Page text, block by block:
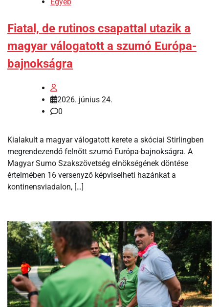
Fiatal, de rutinos csapattal utazik a
magyar válogatott a szumó Európa-
bajnokságra
2026. június 24.
0
Kialakult a magyar válogatott kerete a skóciai Stirlingben
megrendezendő felnőtt szumó Európa-bajnokságra. A
Magyar Sumo Szakszövetség elnökségének döntése
értelmében 16 versenyző képviselheti hazánkat a
kontinensviadalon, […]